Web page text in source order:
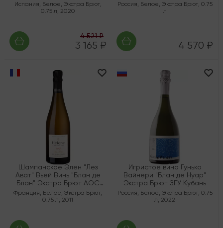
Испания, Белое, Экстра Брют,
0.75 л, 2020
4 521 ₽
3 165 ₽
Россия, Белое, Экстра Брют, 0.75
л
4 570 ₽
Шампанское Элен "Лез
Ават" Вьей Винь "Блан де
Блан" Экстра Брют AOC
Шампань Гран Крю "Авиз"
Франция, Белое,Экстра Брют,
0.75 л, 2011
Игристое вино Гунько
Вайнери "Блан де Нуар"
Экстра Брют ЗГУ Кубань
Россия, Белое, Экстра Брют, 0.75
л, 2022